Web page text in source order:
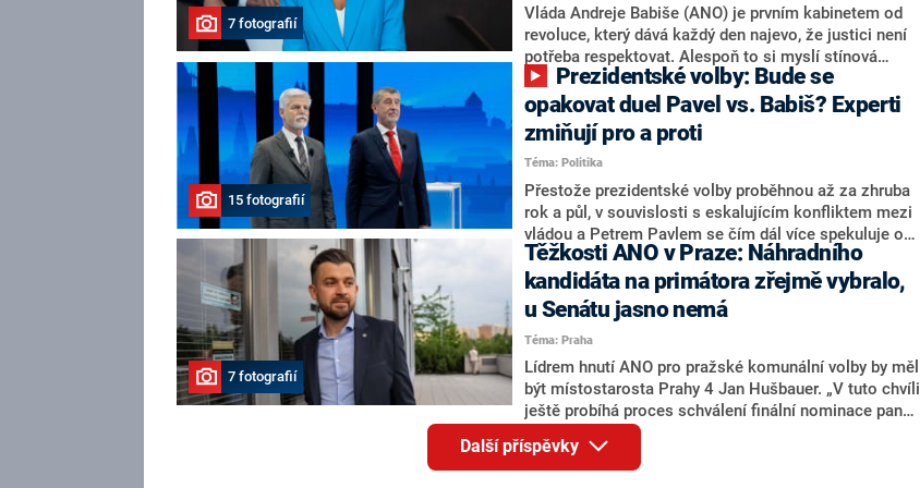
o případné kandidatuře kohokoliv ze zmíněné trojice
značně pochybuje. Podle něj současná koalice dosud
nemá osobu, která by Pavlovi mohla konkurovat.
7 fotografií
Vláda Andreje Babiše (ANO) je prvním kabinetem od
revoluce, který dává každý den najevo, že justici není
potřeba respektovat. Alespoň to si myslí stínová
ministryně spravedlnosti ODS Eva Decroix. V
rozhovoru pro CNN Prima NEWS si nebrala servítky
ohledně politického výkonu svého nástupce Jeronýma
Tejce (za ANO) či vládní zmocněnkyně pro lidská
práva Taťány Malé (ANO). Označením „svoloč“ na
adresu vlády prý byla ještě hodná. Decroix se také
vrátila k volební porážce koalice Spolu či promluvila o
hnutí Naše Česko Martina Kuby.
15 fotografií
opakovat duel Pavel vs. Babiš? Experti
zmiňují pro a proti
Téma: Politika
Přestože prezidentské volby proběhnou až za zhruba
rok a půl, v souvislosti s eskalujícím konfliktem mezi
vládou a Petrem Pavlem se čím dál více spekuluje o
tom, koho by do bitvy o Hrad mohla vyslat současná
koalice. Někteří političtí komentátoři znovu vytahují
jméno premiéra Andreje Babiše (ANO). Jak moc je
pravděpodobné, že se v prezidentských volbách 2028
bude znovu opakovat souboj z roku 2023?
7 fotografií
Těžkosti ANO v Praze: Náhradního
kandidáta na primátora zřejmě vybralo,
u Senátu jasno nemá
Téma: Praha
Lídrem hnutí ANO pro pražské komunální volby by měl
být místostarosta Prahy 4 Jan Hušbauer. „V tuto chvíli
ještě probíhá proces schválení finální nominace pana
Jana Hušbauera Výborem hnutí ANO,“ uvedl pro
redakci místopředseda pražského ANO Martin
Benkovič. O Hušbauerovi se spekulovalo jako o
Další příspěvky